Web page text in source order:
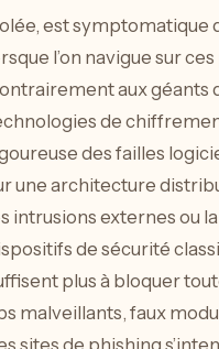
est symptomatique
l’on navigue sur
aux géants
de
des failles
une architecture
intrusions externes ou
de sécurité
plus à bloquer
malveillants, faux